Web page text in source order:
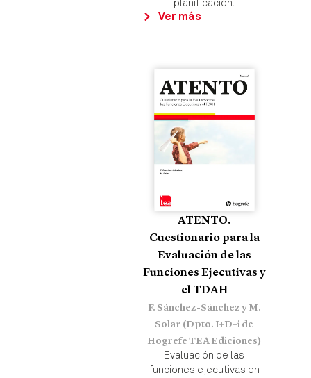
planificación.
Ver más
ATENTO.
Cuestionario para la
Evaluación de las
Funciones Ejecutivas y
el TDAH
F. Sánchez-Sánchez y M.
Solar (Dpto. I+D+i de
Hogrefe TEA Ediciones)
Evaluación de las
funciones ejecutivas en